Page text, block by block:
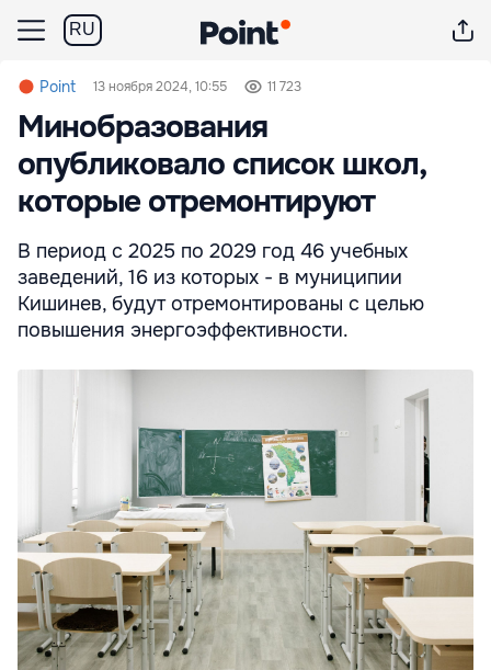
RU
Point 13 ноября 2024, 10:55 11 723
Минобразования
опубликовало список школ,
которые отремонтируют
В период с 2025 по 2029 год 46 учебных
заведений, 16 из которых - в муниципии
Кишинев, будут отремонтированы с целью
повышения энергоэффективности.